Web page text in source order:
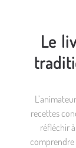
Le
recettes
réfléchir
comprendre